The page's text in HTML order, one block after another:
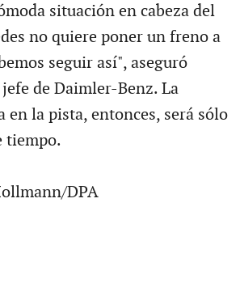
situación en cabeza del
no quiere poner un freno a
seguir así", aseguró
de Daimler-Benz. La
en la pista, entonces, será sólo
tiempo.
DPA